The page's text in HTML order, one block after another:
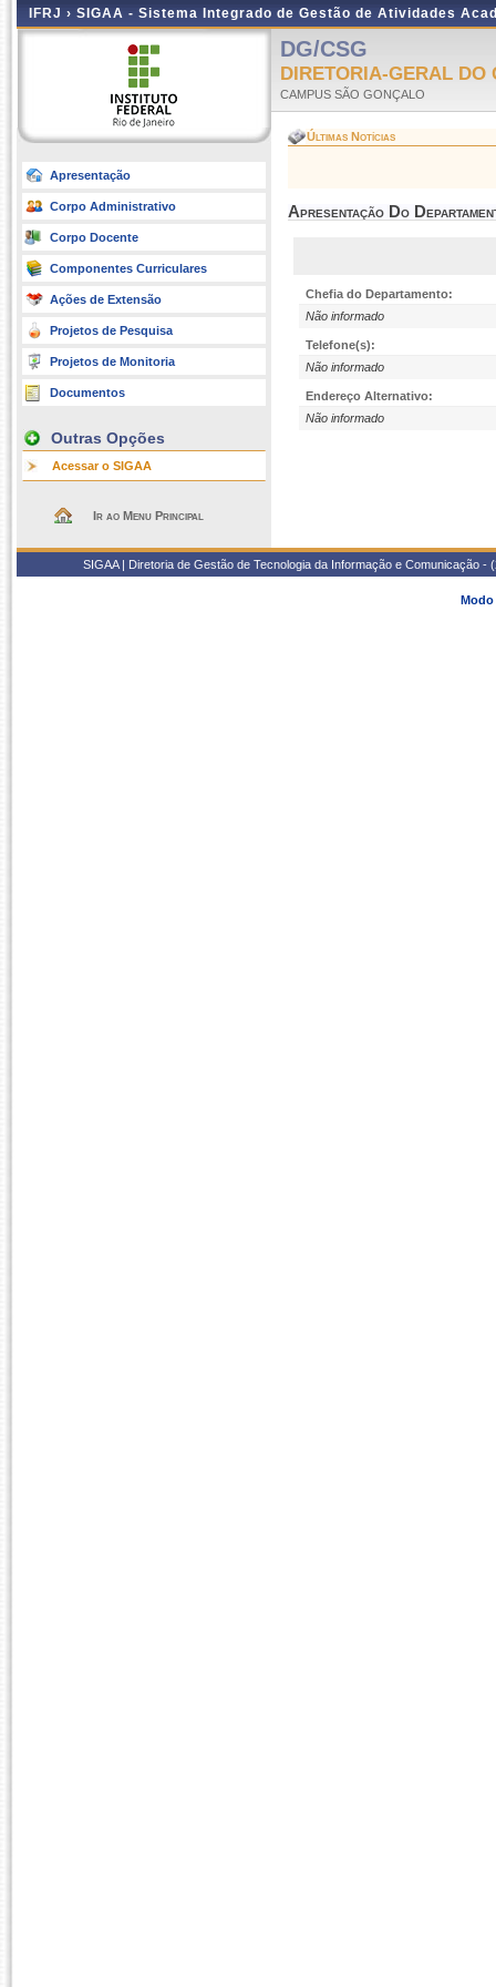
IFRJ › SIGAA - Sistema Integrado de Gestão de Atividades
Apresentação
Corpo Administrativo
Corpo Docente
Componentes Curriculares
Ações de Extensão
Projetos de Pesquisa
Projetos de Monitoria
Documentos
Outras Opções
Acessar o SIGAA
Ir ao Menu Principal
DG/CSG
DIRETORIA-GERAL DO
CAMPUS SÃO GONÇALO
Últimas Notícias
Apresentação Do
Chefia do Departamento:
Não informado
Telefone(s):
Não informado
Endereço Alternativo:
Não informado
SIGAA | Diretoria de Gestão de Tecnologia da Informação e
Modo